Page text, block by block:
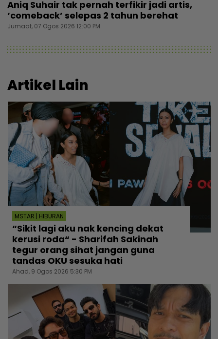
Aniq Suhair tak pernah terfikir jadi artis,
‘comeback’ selepas 2 tahun berehat
Jumaat, 07 Ogos 2026 12:00 PM
Artikel Lain
MSTAR | HIBURAN
“Sikit lagi aku nak kencing dekat
kerusi roda“ - Sharifah Sakinah
tegur orang sihat jangan guna
tandas OKU sesuka hati
Ahad, 9 Ogos 2026 5:30 PM